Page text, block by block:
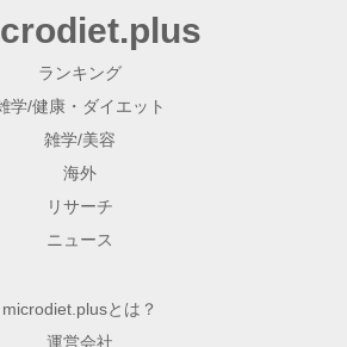
ランキング
学/健康・ダイエット
雑学/美容
海外
リサーチ
ニュース
microdiet.plusとは？
運営会社